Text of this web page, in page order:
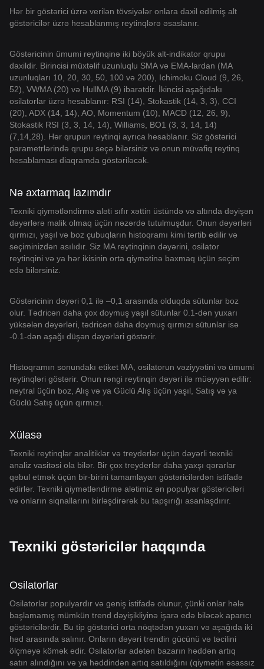
Hər bir göstərici üzrə verilən tövsiyələr onlara daxil edilmiş alt
göstəricilər üzrə hesablanmış reytinqlərə əsaslanır.
Göstəricinin ümumi reytinqinə iki böyük alt-indikator qrupu
daxildir. Birincisi müxtəlif uzunluqlu SMA və EMA-lardan (MA
uzunluqları 10, 20, 30, 50, 100 və 200), Ichimoku Cloud (9, 26,
52), VWMA (20) və HullMA (9) ibarətdir. İkincisi aşağıdakı
osilatorlar üzrə hesablanır: RSI (14), Stokastik (14, 3, 3), CCI
(20), ADX (14, 14), AO, Momentum (10), MACD (12, 26, 9),
Stokastik RSI (3, 3, 14, 14), Williams, BO1 (3, 3, 14, 14)
(7,14,28). Hər qrupun reytinqi ayrıca hesablanır. Siz göstərici
parametrlərində qrupu seçə bilərsiniz və onun müvafiq reytinq
hesablaması diaqramda göstəriləcək.
Nə axtarmaq lazımdır
Texniki qiymətləndirmə aləti sıfır xəttin üstündə və altında dəyişən
dəyərlərə malik olmaq üçün nəzərdə tutulmuşdur. Onun dəyərləri
qırmızı, yaşıl və boz çubuqların histoqramı kimi tərtib edilir və
seçiminizdən asılıdır. Siz MA reytinqinin dəyərini, osilator
reytinqini və ya hər ikisinin orta qiymətinə baxmaq üçün seçim
edə bilərsiniz.
Göstəricinin dəyəri 0,1 ilə –0,1 arasında olduqda sütunlar boz
olur. Tədricən daha çox doymuş yaşıl sütunlar 0.1-dən yuxarı
yüksələn dəyərləri, tədricən daha doymuş qırmızı sütunlar isə
-0.1-dən aşağı düşən dəyərləri göstərir.
Histoqramın sonundakı etiket MA, osilatorun vəziyyətini və ümumi
reytinqləri göstərir. Onun rəngi reytinqin dəyəri ilə müəyyən edilir:
neytral üçün boz, Alış və ya Güclü Alış üçün yaşıl, Satış və ya
Güclü Satış üçün qırmızı.
Xülasə
Texniki reytinqlər analitiklər və treyderlər üçün dəyərli texniki
analiz vasitəsi ola bilər. Bir çox treyderlər daha yaxşı qərarlar
qəbul etmək üçün bir-birini tamamlayan göstəricilərdən istifadə
edirlər. Texniki qiymətləndirmə alətimiz ən populyar göstəriciləri
və onların siqnallarını birləşdirərək bu tapşırığı asanlaşdırır.
Texniki göstəricilər haqqında
Osilatorlar
Osilatorlar populyardır və geniş istifadə olunur, çünki onlar hələ
başlamamış mümkün trend dəyişikliyinə işarə edə biləcək aparıcı
göstəricilərdir. Bu tip göstərici orta nöqtədən yuxarı və aşağıda iki
həd arasında salınır. Onların dəyəri trendin gücünü və təcilini
ölçməyə kömək edir. Osilatorlar adətən bazarın həddən artıq
satın alındığını və ya həddindən artıq satıldığını (qiymətin əsassız